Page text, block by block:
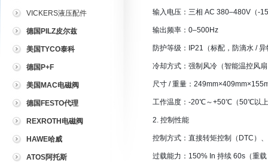
VICKERS液压配件
德国PILZ皮尔兹
美国TYCO泰科
德国P+F
美国MAC电磁阀
德国FESTO代理
REXROTH电磁阀
HAWE哈威
ATOS阿托斯
输入电压：三相 AC 380–480V（-
输出频率：0–500Hz
防护等级：IP21（标配，防滴水 /
冷却方式：强制风冷（智能温控风
尺寸 / 重量：
工作温度：-20℃～+50℃（50℃以
2. 控制性能
控制方式：直接转矩控制（DTC）
过载能力：150% In 持续 60s（重